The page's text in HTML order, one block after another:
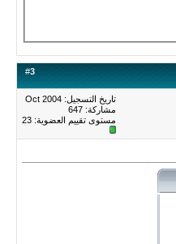
#3
تاريخ التسجيل: Oct 2004
مشاركة: 647
مستوى تقييم العضوية: 23